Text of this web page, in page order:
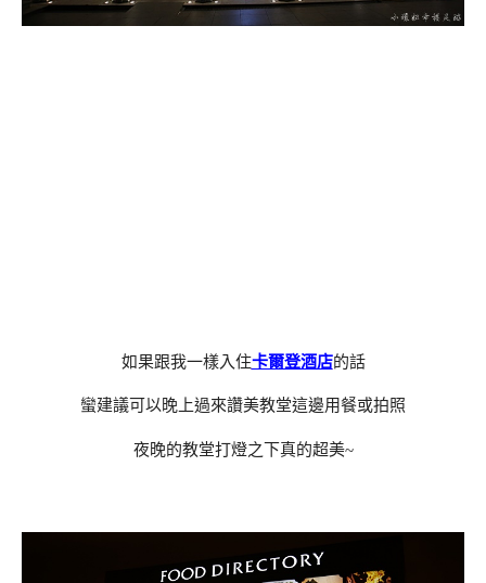
如果跟我一樣入住卡爾登酒店的話
蠻建議可以晚上過來讚美教堂這邊用餐或拍照
夜晚的教堂打燈之下真的超美~